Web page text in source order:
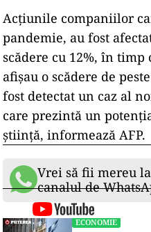
Acţiunile companiilor
pandemie, au fost
scădere cu 12%, în
afişau o scădere de
fost detectat un caz al
care prezintă un
ştiinţă, informează AFP.
Vrei să fii mereu
canalul de
ECONOMIE